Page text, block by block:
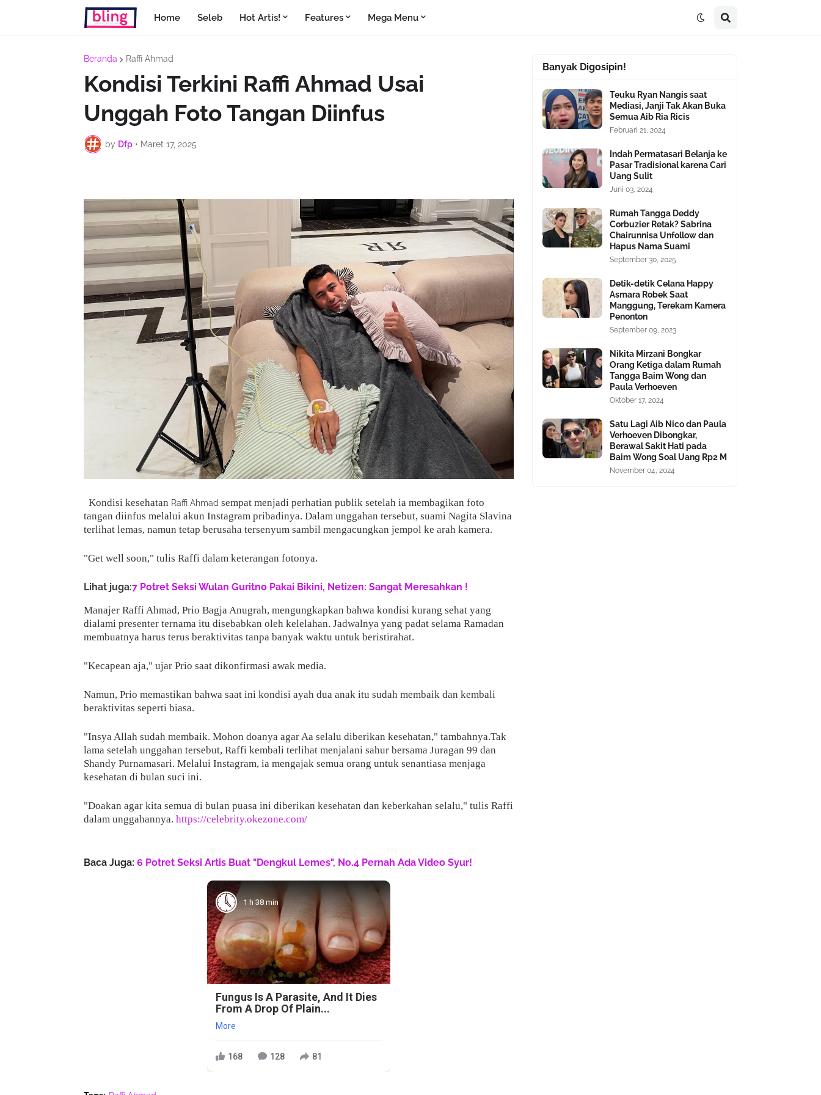
Home Seleb Hot Artis! Features Mega Menu
Beranda Raffi Ahmad
Kondisi Terkini Raffi Ahmad Usai
Unggah Foto Tangan Diinfus
by Dfp • Maret 17, 2025
Kondisi kesehatan Raffi Ahmad sempat menjadi perhatian publik setelah ia membagikan foto
tangan diinfus melalui akun Instagram pribadinya. Dalam unggahan tersebut, suami Nagita Slavina
terlihat lemas, namun tetap berusaha tersenyum sambil mengacungkan jempol ke arah kamera.
"Get well soon," tulis Raffi dalam keterangan fotonya.
Lihat juga:7 Potret Seksi Wulan Guritno Pakai Bikini, Netizen: Sangat Meresahkan !
Manajer Raffi Ahmad, Prio Bagja Anugrah, mengungkapkan bahwa kondisi kurang sehat yang
dialami presenter ternama itu disebabkan oleh kelelahan. Jadwalnya yang padat selama Ramadan
membuatnya harus terus beraktivitas tanpa banyak waktu untuk beristirahat.
"Kecapean aja," ujar Prio saat dikonfirmasi awak media.
Namun, Prio memastikan bahwa saat ini kondisi ayah dua anak itu sudah membaik dan kembali
beraktivitas seperti biasa.
"Insya Allah sudah membaik. Mohon doanya agar Aa selalu diberikan kesehatan," tambahnya.Tak
lama setelah unggahan tersebut, Raffi kembali terlihat menjalani sahur bersama Juragan 99 dan
Shandy Purnamasari. Melalui Instagram, ia mengajak semua orang untuk senantiasa menjaga
kesehatan di bulan suci ini.
"Doakan agar kita semua di bulan puasa ini diberikan kesehatan dan keberkahan selalu," tulis Raffi
dalam unggahannya. https://celebrity.okezone.com/
Baca Juga: 6 Potret Seksi Artis Buat "Dengkul Lemes", No.4 Pernah Ada Video Syur!
1 h 38 min
Fungus Is A Parasite, And It Dies
From A Drop Of Plain...
More
168 128 81
Banyak Digosipin!
Teuku Ryan Nangis saat
Mediasi, Janji Tak Akan Buka
Semua Aib Ria Ricis
Februari 21, 2024
Indah Permatasari Belanja ke
Pasar Tradisional karena Cari
Uang Sulit
Juni 03, 2024
Rumah Tangga Deddy
Corbuzier Retak? Sabrina
Chairunnisa Unfollow dan
Hapus Nama Suami
September 30, 2025
Detik-detik Celana Happy
Asmara Robek Saat
Manggung, Terekam Kamera
Penonton
September 09, 2023
Nikita Mirzani Bongkar
Orang Ketiga dalam Rumah
Tangga Baim Wong dan
Paula Verhoeven
Oktober 17, 2024
Satu Lagi Aib Nico dan Paula
Verhoeven Dibongkar,
Berawal Sakit Hati pada
Baim Wong Soal Uang Rp2 M
November 04, 2024